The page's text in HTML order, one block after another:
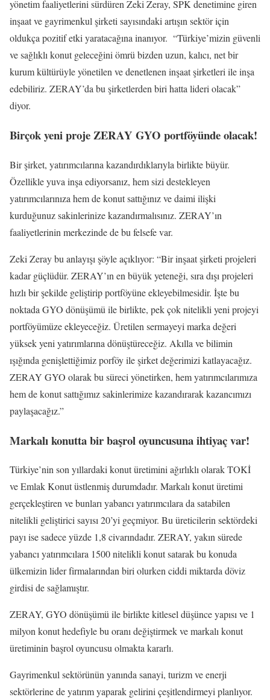
yönetim faaliyetlerini sürdüren Zeki Zeray, SPK denetimine giren
inşaat ve gayrimenkul şirketi sayısındaki artışın sektör için
oldukça pozitif etki yaratacağına inanıyor. “Türkiye’mizin güvenli
ve sağlıklı konut geleceğini ömrü bizden uzun, kalıcı, net bir
kurum kültürüyle yönetilen ve denetlenen inşaat şirketleri ile inşa
edebiliriz. ZERAY’da bu şirketlerden biri hatta lideri olacak”
diyor.
Birçok yeni proje ZERAY GYO portföyünde olacak!
Bir şirket, yatırımcılarına kazandırdıklarıyla birlikte büyür.
Özellikle yuva inşa ediyorsanız, hem sizi destekleyen
yatırımcılarınıza hem de konut sattığınız ve daimi ilişki
kurduğunuz sakinlerinize kazandırmalısınız. ZERAY’ın
faaliyetlerinin merkezinde de bu felsefe var.
Zeki Zeray bu anlayışı şöyle açıklıyor: “Bir inşaat şirketi projeleri
kadar güçlüdür. ZERAY’ın en büyük yeteneği, sıra dışı projeleri
hızlı bir şekilde geliştirip portföyüne ekleyebilmesidir. İşte bu
noktada GYO dönüşümü ile birlikte, pek çok nitelikli yeni projeyi
portföyümüze ekleyeceğiz. Üretilen sermayeyi marka değeri
yüksek yeni yatırımlarına dönüştüreceğiz. Akılla ve bilimin
ışığında genişlettiğimiz porföy ile şirket değerimizi katlayacağız.
ZERAY GYO olarak bu süreci yönetirken, hem yatırımcılarımıza
hem de konut sattığımız sakinlerimize kazandırarak kazancımızı
paylaşacağız.”
Markalı konutta bir başrol oyuncusuna ihtiyaç var!
Türkiye’nin son yıllardaki konut üretimini ağırlıklı olarak TOKİ
ve Emlak Konut üstlenmiş durumdadır. Markalı konut üretimi
gerçekleştiren ve bunları yabancı yatırımcılara da satabilen
nitelikli geliştirici sayısı 20’yi geçmiyor. Bu üreticilerin sektördeki
payı ise sadece yüzde 1,8 civarındadır. ZERAY, yakın sürede
yabancı yatırımcılara 1500 nitelikli konut satarak bu konuda
ülkemizin lider firmalarından biri olurken ciddi miktarda döviz
girdisi de sağlamıştır.
ZERAY, GYO dönüşümü ile birlikte kitlesel düşünce yapısı ve 1
milyon konut hedefiyle bu oranı değiştirmek ve markalı konut
üretiminin başrol oyuncusu olmakta kararlı.
Gayrimenkul sektörünün yanında sanayi, turizm ve enerji
sektörlerine de yatırım yaparak gelirini çeşitlendirmeyi planlıyor.